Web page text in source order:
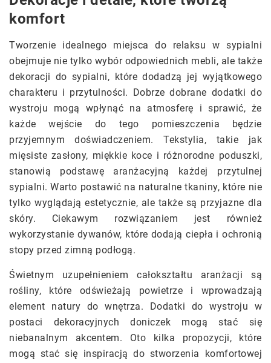
komfort
Tworzenie idealnego miejsca do relaksu w sypialni
obejmuje nie tylko wybór odpowiednich mebli, ale także
dekoracji do sypialni, które dodadzą jej wyjątkowego
charakteru i przytulności. Dobrze dobrane dodatki do
wystroju mogą wpłynąć na atmosferę i sprawić, że
każde wejście do tego pomieszczenia będzie
przyjemnym doświadczeniem. Tekstylia, takie jak
mięsiste zasłony, miękkie koce i różnorodne poduszki,
stanowią podstawę aranżacyjną każdej przytulnej
sypialni. Warto postawić na naturalne tkaniny, które nie
tylko wyglądają estetycznie, ale także są przyjazne dla
skóry. Ciekawym rozwiązaniem jest również
wykorzystanie dywanów, które dodają ciepła i ochronią
stopy przed zimną podłogą.
Świetnym uzupełnieniem całokształtu aranżacji są
rośliny, które odświeżają powietrze i wprowadzają
element natury do wnętrza. Dodatki do wystroju w
postaci dekoracyjnych doniczek mogą stać się
niebanalnym akcentem. Oto kilka propozycji, które
mogą stać się inspiracją do stworzenia komfortowej